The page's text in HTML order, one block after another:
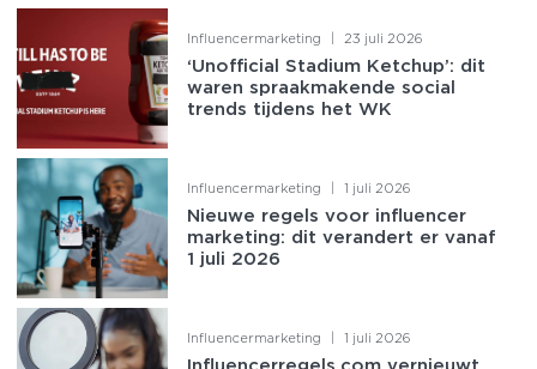
Influencermarketing 23 juli 2026
‘Unofficial Stadium Ketchup’: dit
waren spraakmakende social
trends tijdens het WK
Influencermarketing 1 juli 2026
Nieuwe regels voor influencer
marketing: dit verandert er vanaf
1 juli 2026
Influencermarketing 1 juli 2026